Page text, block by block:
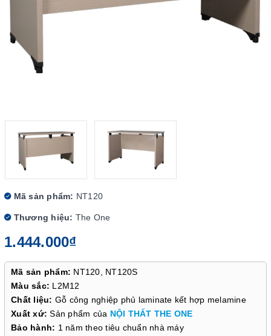
Mã sản phẩm: NT120
Thương hiệu: The One
1.444.000₫
Mã sản phẩm: NT120, NT120S
Màu sắc: L2M12
Chất liệu: Gỗ công nghiệp phủ laminate kết hợp melamine
Xuất xứ:Sản phẩm của NỘI THẤT THE ONE
Bảo hành: 1 năm theo tiêu chuẩn nhà máy